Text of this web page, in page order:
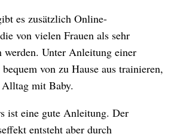
es zusätzlich Online-
von vielen Frauen als sehr
werden. Unter Anleitung einer
von zu Hause aus trainieren,
mit Baby.
ist eine gute Anleitung. Der
entsteht aber durch